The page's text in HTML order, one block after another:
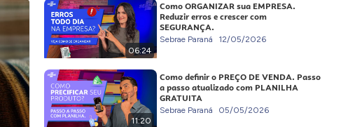
06:24
Como ORGANIZAR sua EMPRESA.
Reduzir erros e crescer com
SEGURANÇA.
Sebrae Paraná 12/05/2026
11:20
Como definir o PREÇO DE VENDA. Passo
a passo atualizado com PLANILHA
GRATUITA
Sebrae Paraná 05/05/2026